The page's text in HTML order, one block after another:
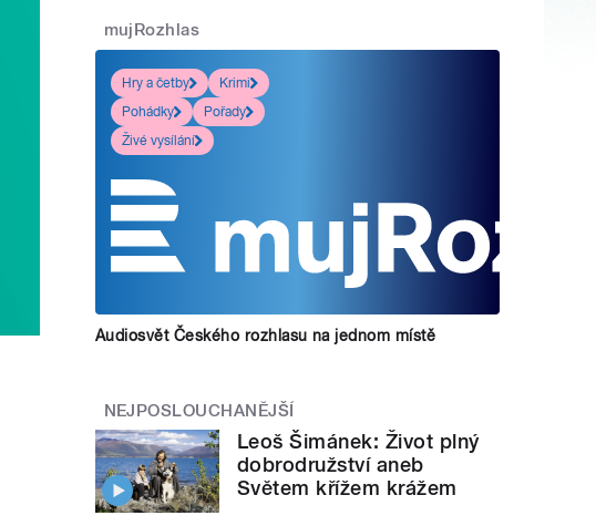
mujRozhlas
Hry a četby
Krimi
Pohádky
Pořady
Živé vysílání
Audiosvět Českého rozhlasu na jednom místě
NEJPOSLOUCHANĚJŠÍ
Leoš Šimánek: Život plný
dobrodružství aneb
Světem křížem krážem